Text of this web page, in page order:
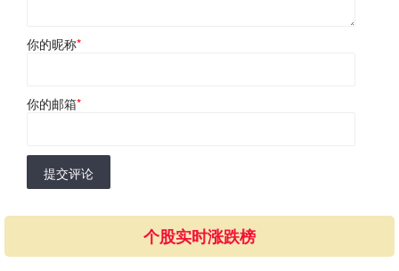
你的昵称*
你的邮箱*
提交评论
个股实时涨跌榜